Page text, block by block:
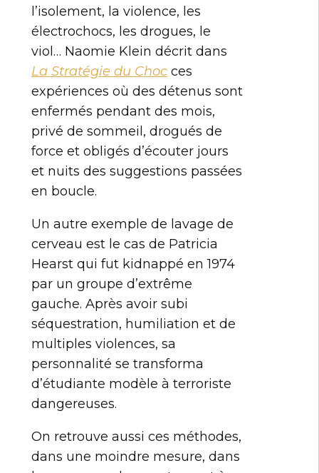
l’isolement, la violence, les
électrochocs, les drogues, le
viol… Naomie Klein décrit dans
La Stratégie du Choc ces
expériences où des détenus sont
enfermés pendant des mois,
privé de sommeil, drogués de
force et obligés d’écouter jours
et nuits des suggestions passées
en boucle.
Un autre exemple de lavage de
cerveau est le cas de Patricia
Hearst qui fut kidnappé en 1974
par un groupe d’extrême
gauche. Après avoir subi
séquestration, humiliation et de
multiples violences, sa
personnalité se transforma
d’étudiante modèle à terroriste
dangereuses.
On retrouve aussi ces méthodes,
dans une moindre mesure, dans